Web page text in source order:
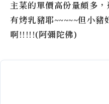
主菜的單價高份量頗多
有烤乳豬耶~~~~~但小
啊!!!!!(阿彌陀佛)